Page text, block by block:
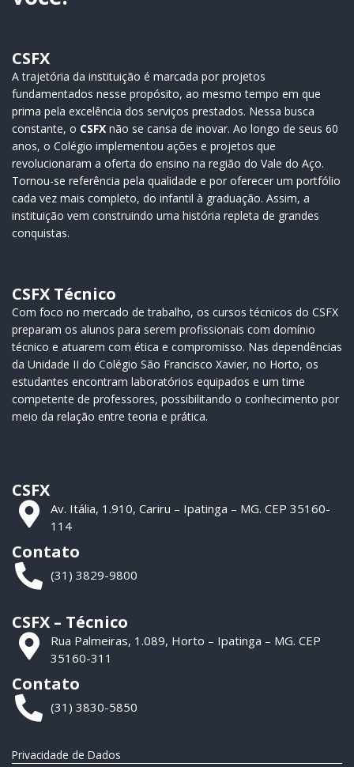
CSFX
A trajetória da instituição é marcada por projetos
fundamentados nesse propósito, ao mesmo tempo em que
prima pela excelência dos serviços prestados. Nessa busca
constante, o CSFX não se cansa de inovar. Ao longo de seus 60
anos, o Colégio implementou ações e projetos que
revolucionaram a oferta do ensino na região do Vale do Aço.
Tornou-se referência pela qualidade e por oferecer um portfólio
cada vez mais completo, do infantil à graduação. Assim, a
instituição vem construindo uma história repleta de grandes
conquistas.
CSFX Técnico
Com foco no mercado de trabalho, os cursos técnicos do CSFX
preparam os alunos para serem profissionais com domínio
técnico e atuarem com ética e compromisso. Nas dependências
da Unidade II do Colégio São Francisco Xavier, no Horto, os
estudantes encontram laboratórios equipados e um time
competente de professores, possibilitando o conhecimento por
meio da relação entre teoria e prática.
CSFX
Av. Itália, 1.910, Cariru – Ipatinga – MG. CEP 35160-
114
Contato
(31) 3829-9800
CSFX – Técnico
Rua Palmeiras, 1.089, Horto – Ipatinga – MG. CEP
35160-311
Contato
(31) 3830-5850
Privacidade de Dados